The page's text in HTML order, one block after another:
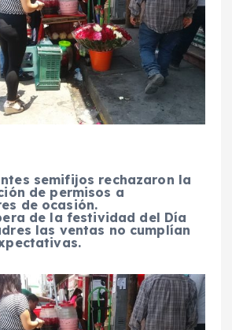
semifijos rechazaron la
de permisos a
de ocasión.
de la festividad del Día
las ventas no cumplían